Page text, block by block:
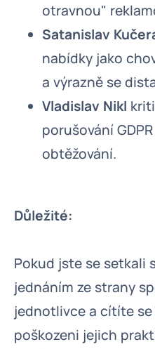
otravnou"
Satanislav
nabídky jako
a výrazně se
Vladislav Nikl
porušování
obtěžování.
Důležité:
Pokud jste se setkali
jednáním ze strany
jednotlivce a cítíte
poškozeni jejich